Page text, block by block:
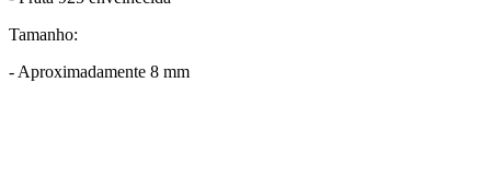
Tamanho:
- Aproximadamente 8 mm